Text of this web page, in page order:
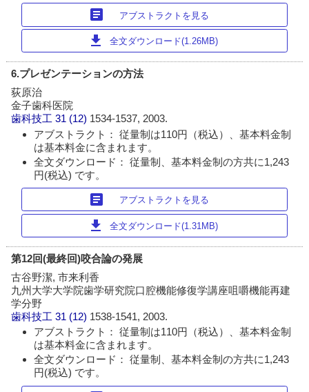
article アブストラクトを見る
download 全文ダウンロード(1.26MB)
6.プレゼンテーションの方法
荻原治
金子歯科医院
歯科技工 31 (12) 1534-1537, 2003.
アブストラクト： 従量制は110円（税込）、基本料金制
は基本料金に含まれます。
全文ダウンロード： 従量制、基本料金制の方共に1,243
円(税込) です。
article アブストラクトを見る
download 全文ダウンロード(1.31MB)
第12回(最終回)咬合論の発展
古谷野潔, 市来利香
九州大学大学院歯学研究院口腔機能修復学講座咀嚼機能再建
学分野
歯科技工 31 (12) 1538-1541, 2003.
アブストラクト： 従量制は110円（税込）、基本料金制
は基本料金に含まれます。
全文ダウンロード： 従量制、基本料金制の方共に1,243
円(税込) です。